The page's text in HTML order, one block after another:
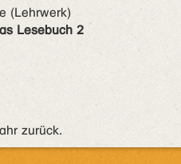
(Lehrwerk)
Lesebuch 2
zurück.